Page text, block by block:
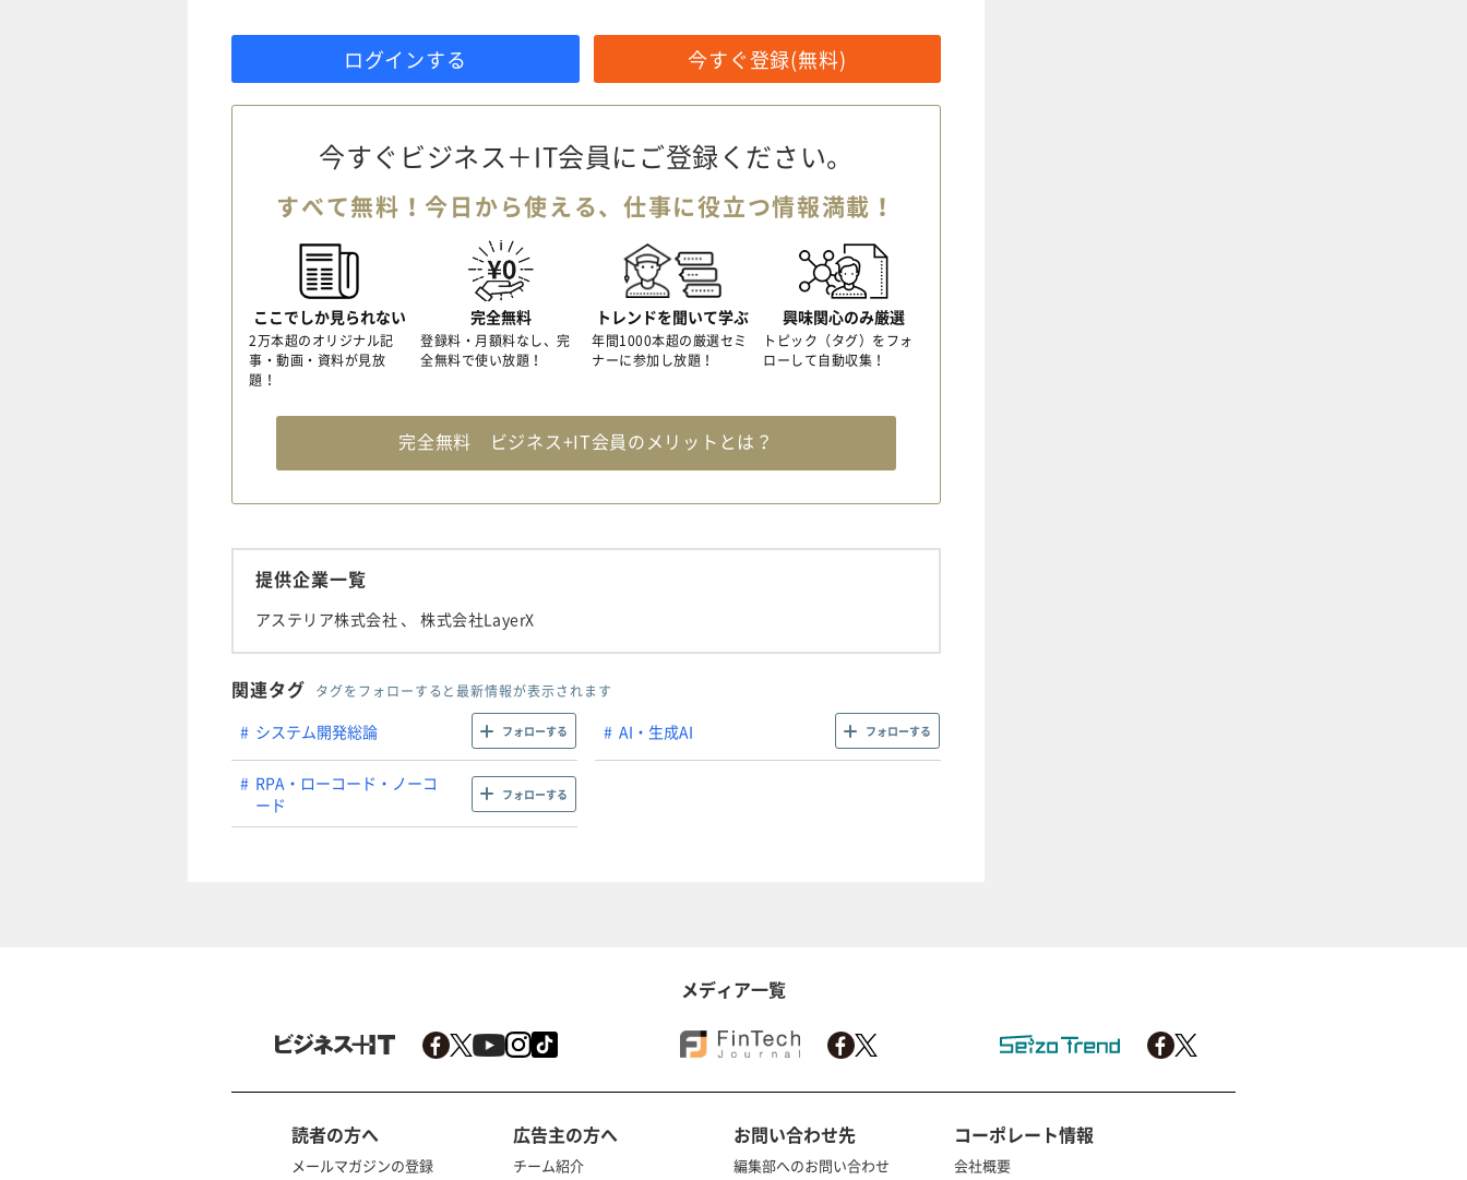
ログインする 今すぐ登録(無料)
今すぐビジネス＋IT会員にご登録ください。
すべて無料！今日から使える、仕事に役立つ情報満載！
ここでしか見られない
2万本超のオリジナル記
事・動画・資料が見放
題！
完全無料
登録料・月額料なし、完
全無料で使い放題！
トレンドを聞いて学ぶ
年間1000本超の厳選セミ
ナーに参加し放題！
興味関心のみ厳選
トピック（タグ）をフォ
ローして自動収集！
完全無料 ビジネス+IT会員のメリットとは？
提供企業一覧
アステリア株式会社 、 株式会社LayerX
関連タグ タグをフォローすると最新情報が表示されます
システム開発総論 フォローする AI・生成AI フォローする
RPA・ローコード・ノーコ
ード
フォローする
メディア一覧
読者の方へ
メールマガジンの登録
広告主の方へ
チーム紹介
お問い合わせ先
編集部へのお問い合わせ
コーポレート情報
会社概要